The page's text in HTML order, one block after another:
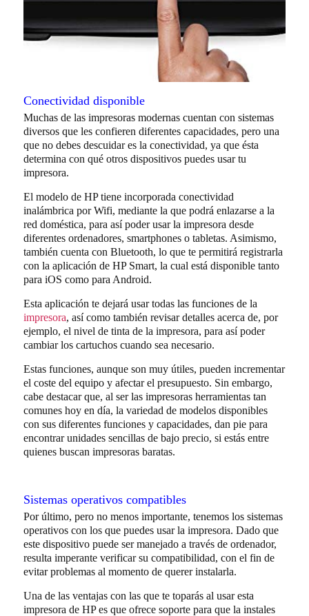
Conectividad disponible
Muchas de las impresoras modernas cuentan con sistemas
diversos que les confieren diferentes capacidades, pero una
que no debes descuidar es la conectividad, ya que ésta
determina con qué otros dispositivos puedes usar tu
impresora.
El modelo de HP tiene incorporada conectividad
inalámbrica por Wifi, mediante la que podrá enlazarse a la
red doméstica, para así poder usar la impresora desde
diferentes ordenadores, smartphones o tabletas. Asimismo,
también cuenta con Bluetooth, lo que te permitirá registrarla
con la aplicación de HP Smart, la cual está disponible tanto
para iOS como para Android.
Esta aplicación te dejará usar todas las funciones de la
impresora, así como también revisar detalles acerca de, por
ejemplo, el nivel de tinta de la impresora, para así poder
cambiar los cartuchos cuando sea necesario.
Estas funciones, aunque son muy útiles, pueden incrementar
el coste del equipo y afectar el presupuesto. Sin embargo,
cabe destacar que, al ser las impresoras herramientas tan
comunes hoy en día, la variedad de modelos disponibles
con sus diferentes funciones y capacidades, dan pie para
encontrar unidades sencillas de bajo precio, si estás entre
quienes buscan impresoras baratas.
Sistemas operativos compatibles
Por último, pero no menos importante, tenemos los sistemas
operativos con los que puedes usar la impresora. Dado que
este dispositivo puede ser manejado a través de ordenador,
resulta imperante verificar su compatibilidad, con el fin de
evitar problemas al momento de querer instalarla.
Una de las ventajas con las que te toparás al usar esta
impresora de HP es que ofrece soporte para que la instales